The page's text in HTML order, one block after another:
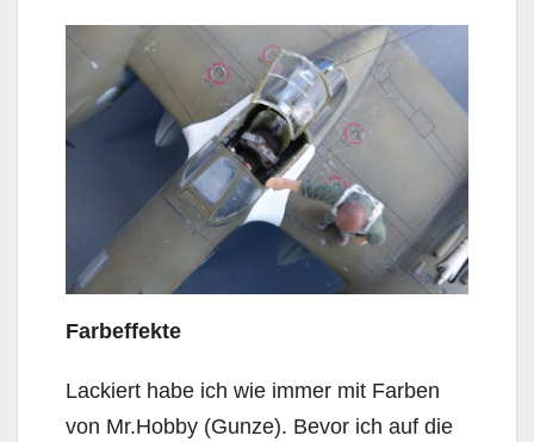
Farbeffekte
Lackiert habe ich wie immer mit Farben
von Mr.Hobby (Gunze). Bevor ich auf die